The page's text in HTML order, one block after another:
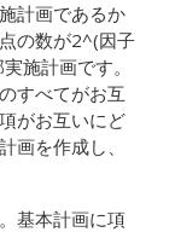
計画であるか
の数が2^(因子
施計画です。
すべてがお互
がお互いにど
画を作成し、
基本計画に項